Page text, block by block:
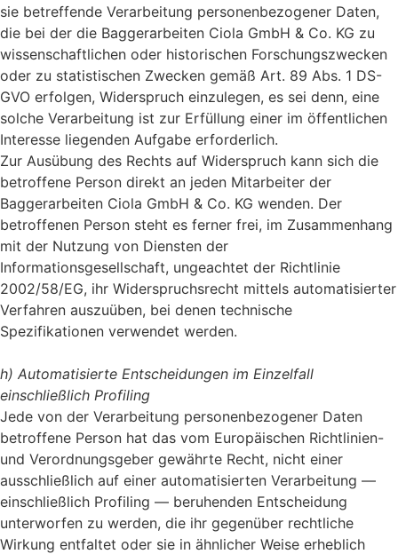
sie betreffende Verarbeitung personenbezogener Daten,
die bei der die Baggerarbeiten Ciola GmbH & Co. KG zu
wissenschaftlichen oder historischen Forschungszwecken
oder zu statistischen Zwecken gemäß Art. 89 Abs. 1 DS-
GVO erfolgen, Widerspruch einzulegen, es sei denn, eine
solche Verarbeitung ist zur Erfüllung einer im öffentlichen
Interesse liegenden Aufgabe erforderlich.
Zur Ausübung des Rechts auf Widerspruch kann sich die
betroffene Person direkt an jeden Mitarbeiter der
Baggerarbeiten Ciola GmbH & Co. KG wenden. Der
betroffenen Person steht es ferner frei, im Zusammenhang
mit der Nutzung von Diensten der
Informationsgesellschaft, ungeachtet der Richtlinie
2002/58/EG, ihr Widerspruchsrecht mittels automatisierter
Verfahren auszuüben, bei denen technische
Spezifikationen verwendet werden.
h) Automatisierte Entscheidungen im Einzelfall
einschließlich Profiling
Jede von der Verarbeitung personenbezogener Daten
betroffene Person hat das vom Europäischen Richtlinien-
und Verordnungsgeber gewährte Recht, nicht einer
ausschließlich auf einer automatisierten Verarbeitung —
einschließlich Profiling — beruhenden Entscheidung
unterworfen zu werden, die ihr gegenüber rechtliche
Wirkung entfaltet oder sie in ähnlicher Weise erheblich